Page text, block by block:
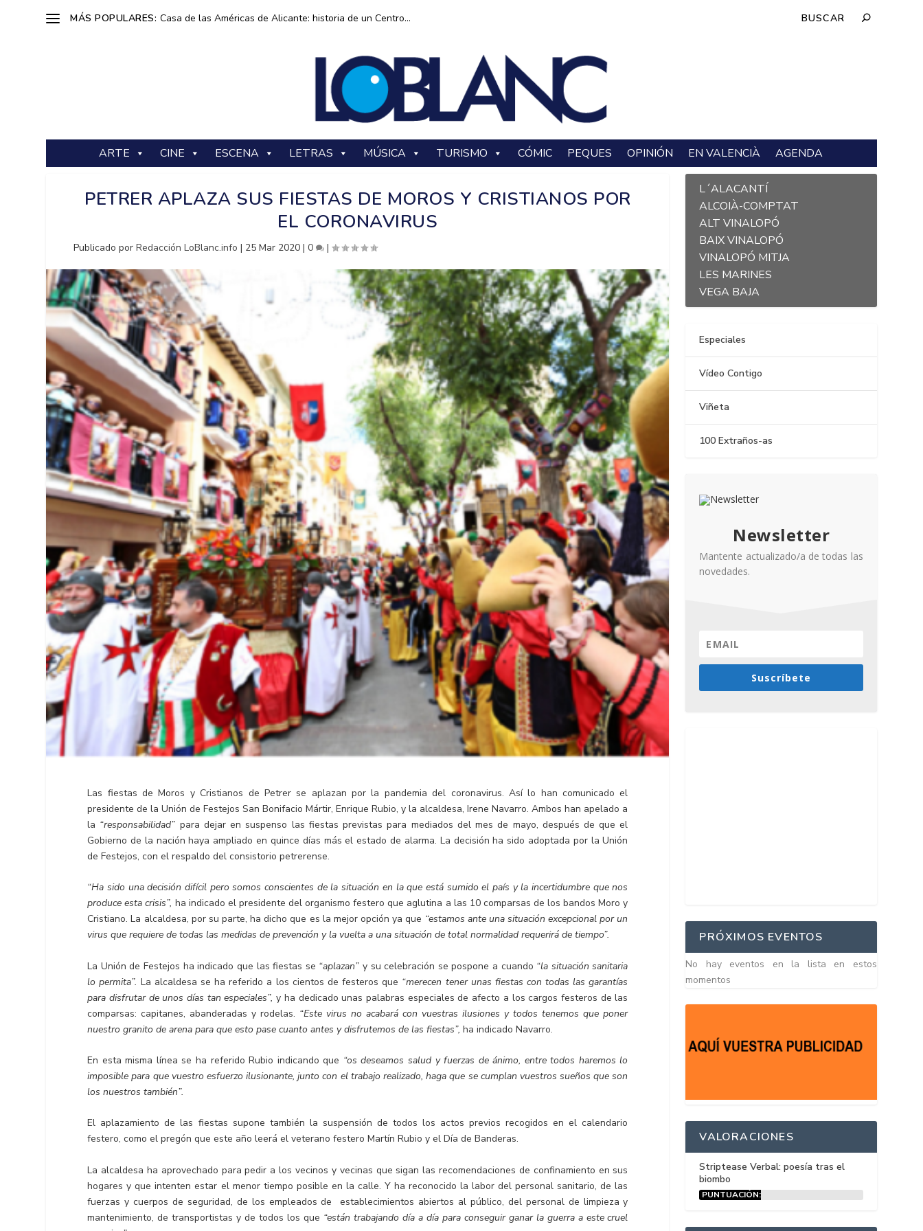
MÁS POPULARES: Casa de las Américas de Alicante: historia de un Centro...
ARTE CINE ESCENA LETRAS MÚSICA TURISMO CÓMIC PEQUES OPINIÓN EN VALENCIÀ AGENDA
PETRER APLAZA SUS FIESTAS DE MOROS Y CRISTIANOS POR
EL CORONAVIRUS
Publicado porRedacción LoBlanc.info | 25 Mar 2020 |0 |
Las fiestas de Moros y Cristianos de Petrer se aplazan por la pandemia del coronavirus. Así lo han comunicado el
presidente de la Unión de Festejos San Bonifacio Mártir, Enrique Rubio, y la alcaldesa, Irene Navarro. Ambos han apelado a
la “responsabilidad” para dejar en suspenso las fiestas previstas para mediados del mes de mayo, después de que el
Gobierno de la nación haya ampliado en quince días más el estado de alarma. La decisión ha sido adoptada por la Unión
de Festejos, con el respaldo del consistorio petrerense.
“Ha sido una decisión difícil pero somos conscientes de la situación en la que está sumido el país y la incertidumbre que nos
produce esta crisis”, ha indicado el presidente del organismo festero que aglutina a las 10 comparsas de los bandos Moro y
Cristiano. La alcaldesa, por su parte, ha dicho que es la mejor opción ya que “estamos ante una situación excepcional por un
virus que requiere de todas las medidas de prevención y la vuelta a una situación de total normalidad requerirá de tiempo”.
La Unión de Festejos ha indicado que las fiestas se “aplazan” y su celebración se pospone a cuando “la situación sanitaria
lo permita”. La alcaldesa se ha referido a los cientos de festeros que “merecen tener unas fiestas con todas las garantías
para disfrutar de unos días tan especiales”,y ha dedicado unas palabras especiales de afecto a los cargos festeros de las
comparsas: capitanes, abanderadas y rodelas. “Este virus no acabará con vuestras ilusiones y todos tenemos que poner
nuestro granito de arena para que esto pase cuanto antes y disfrutemos de las fiestas”, ha indicado Navarro.
En esta misma línea se ha referido Rubio indicando que “os deseamos salud y fuerzas de ánimo, entre todos haremos lo
imposible para que vuestro esfuerzo ilusionante, junto con el trabajo realizado, haga que se cumplan vuestros sueños que son
los nuestros también”.
El aplazamiento de las fiestas supone también la suspensión de todos los actos previos recogidos en el calendario
festero, como el pregón que este año leerá el veterano festero Martín Rubio y el Día de Banderas.
La alcaldesa ha aprovechado para pedir a los vecinos y vecinas que sigan las recomendaciones de confinamiento en sus
hogares y que intenten estar el menor tiempo posible en la calle. Y ha reconocido la labor del personal sanitario, de las
fuerzas y cuerpos de seguridad, de los empleados de establecimientos abiertos al público, del personal de limpieza y
mantenimiento, de transportistas y de todos los que “están trabajando día a día para conseguir ganar la guerra a este cruel
L´ALACANTÍ
ALCOIÀ-COMPTAT
ALT VINALOPÓ
BAIX VINALOPÓ
VINALOPÓ MITJA
LES MARINES
VEGA BAJA
Especiales
Vídeo Contigo
Viñeta
100 Extraños-as
Newsletter
Mantente actualizado/a de todas las
novedades.
Suscríbete
PRÓXIMOS EVENTOS
No hay eventos en la lista en estos
momentos
VALORACIONES
Striptease Verbal: poesía tras el
biombo
PUNTUACIÓN: